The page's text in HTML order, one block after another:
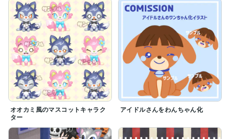
オオカミ風のマスコットキャラク
ター
アイドルさんをわんちゃん化